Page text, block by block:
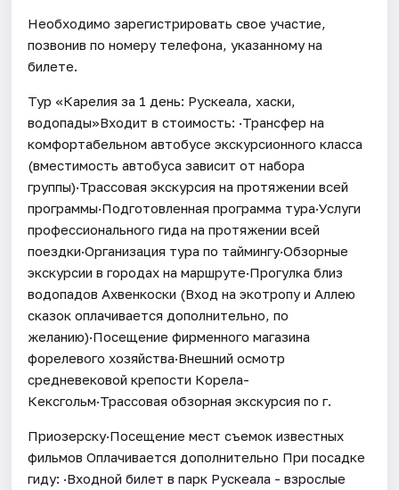
Необходимо зарегистрировать свое участие,
позвонив по номеру телефона, указанному на
билете.
Тур «Карелия за 1 день: Рускеала, хаски,
водопады»Входит в стоимость: ·Трансфер на
комфортабельном автобусе экскурсионного класса
(вместимость автобуса зависит от набора
группы)·Трассовая экскурсия на протяжении всей
программы·Подготовленная программа тура·Услуги
профессионального гида на протяжении всей
поездки·Организация тура по таймингу·Обзорные
экскурсии в городах на маршруте·Прогулка близ
водопадов Ахвенкоски (Вход на экотропу и Аллею
сказок оплачивается дополнительно, по
желанию)·Посещение фирменного магазина
форелевого хозяйства·Внешний осмотр
средневековой крепости Корела-
Кексгольм·Трассовая обзорная экскурсия по г.
Приозерску·Посещение мест съемок известных
фильмов Оплачивается дополнительно При посадке
гиду: ·Входной билет в парк Рускеала - взрослые